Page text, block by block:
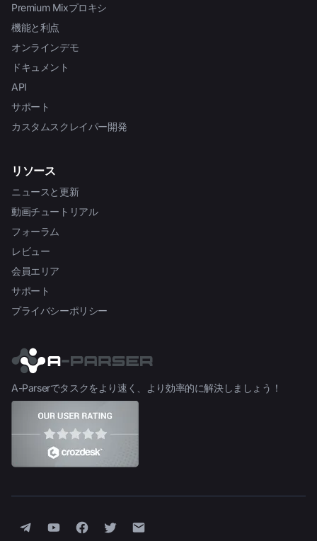
Premium Mixプロキシ
機能と利点
オンラインデモ
ドキュメント
API
サポート
カスタムスクレイパー開発
リソース
ニュースと更新
動画チュートリアル
フォーラム
レビュー
会員エリア
サポート
プライバシーポリシー
A-Parserでタスクをより速く、より効率的に解決しましょう！